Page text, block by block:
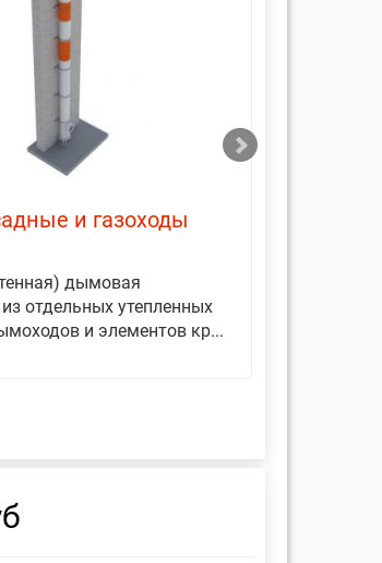
и газоходы
дымовая
отдельных утепленных
и элементов кр...